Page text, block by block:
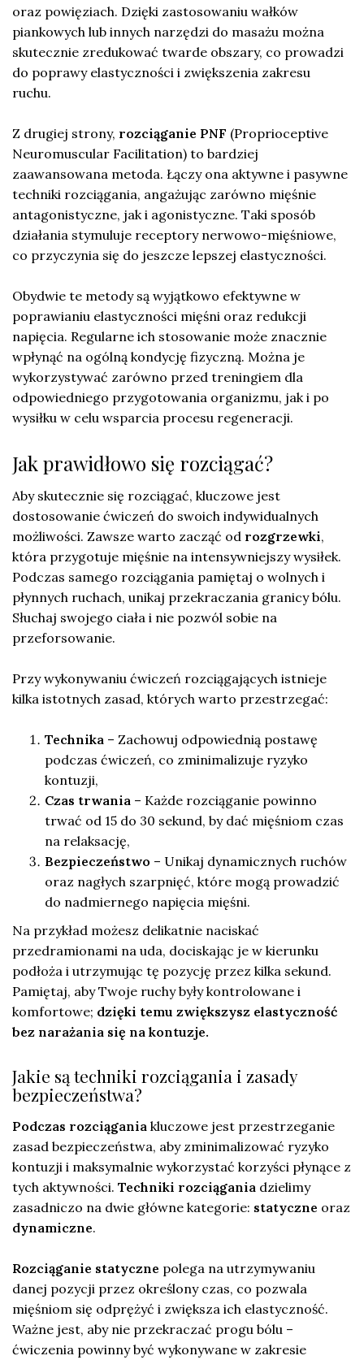
oraz powięziach. Dzięki zastosowaniu wałków
piankowych lub innych narzędzi do masażu można
skutecznie zredukować twarde obszary, co prowadzi
do poprawy elastyczności i zwiększenia zakresu
ruchu.
Z drugiej strony, rozciąganie PNF (Proprioceptive
Neuromuscular Facilitation) to bardziej
zaawansowana metoda. Łączy ona aktywne i pasywne
techniki rozciągania, angażując zarówno mięśnie
antagonistyczne, jak i agonistyczne. Taki sposób
działania stymuluje receptory nerwowo-mięśniowe,
co przyczynia się do jeszcze lepszej elastyczności.
Obydwie te metody są wyjątkowo efektywne w
poprawianiu elastyczności mięśni oraz redukcji
napięcia. Regularne ich stosowanie może znacznie
wpłynąć na ogólną kondycję fizyczną. Można je
wykorzystywać zarówno przed treningiem dla
odpowiedniego przygotowania organizmu, jak i po
wysiłku w celu wsparcia procesu regeneracji.
Jak prawidłowo się rozciągać?
Aby skutecznie się rozciągać, kluczowe jest
dostosowanie ćwiczeń do swoich indywidualnych
możliwości. Zawsze warto zacząć od rozgrzewki,
która przygotuje mięśnie na intensywniejszy wysiłek.
Podczas samego rozciągania pamiętaj o wolnych i
płynnych ruchach, unikaj przekraczania granicy bólu.
Słuchaj swojego ciała i nie pozwól sobie na
przeforsowanie.
Przy wykonywaniu ćwiczeń rozciągających istnieje
kilka istotnych zasad, których warto przestrzegać:
Technika – Zachowuj odpowiednią postawę
podczas ćwiczeń, co zminimalizuje ryzyko
kontuzji,
Czas trwania – Każde rozciąganie powinno
trwać od 15 do 30 sekund, by dać mięśniom czas
na relaksację,
Bezpieczeństwo – Unikaj dynamicznych ruchów
oraz nagłych szarpnięć, które mogą prowadzić
do nadmiernego napięcia mięśni.
Na przykład możesz delikatnie naciskać
przedramionami na uda, dociskając je w kierunku
podłoża i utrzymując tę pozycję przez kilka sekund.
Pamiętaj, aby Twoje ruchy były kontrolowane i
komfortowe; dzięki temu zwiększysz elastyczność
bez narażania się na kontuzje.
Jakie są techniki rozciągania i zasady
bezpieczeństwa?
Podczas rozciągania kluczowe jest przestrzeganie
zasad bezpieczeństwa, aby zminimalizować ryzyko
kontuzji i maksymalnie wykorzystać korzyści płynące z
tych aktywności. Techniki rozciągania dzielimy
zasadniczo na dwie główne kategorie: statyczne oraz
dynamiczne.
Rozciąganie statyczne polega na utrzymywaniu
danej pozycji przez określony czas, co pozwala
mięśniom się odprężyć i zwiększa ich elastyczność.
Ważne jest, aby nie przekraczać progu bólu –
ćwiczenia powinny być wykonywane w zakresie